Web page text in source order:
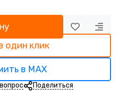
один клик
в MAX
Поделиться